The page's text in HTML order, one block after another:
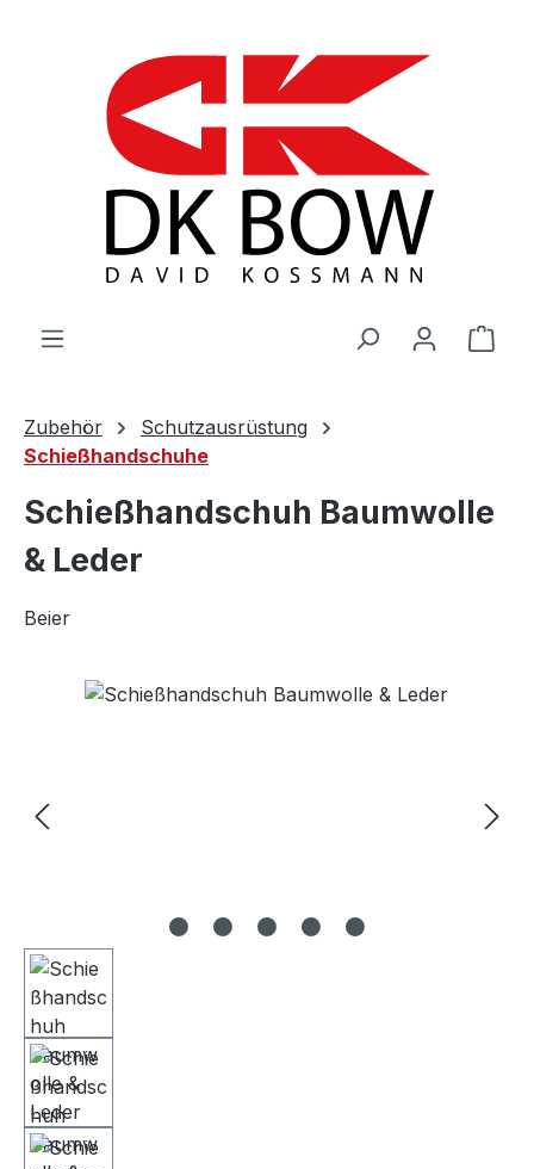
Zubehör
Schutzausrüstung
Schießhandschuhe
Schießhandschuh Baumwolle
& Leder
Beier
Bildergalerie überspringen